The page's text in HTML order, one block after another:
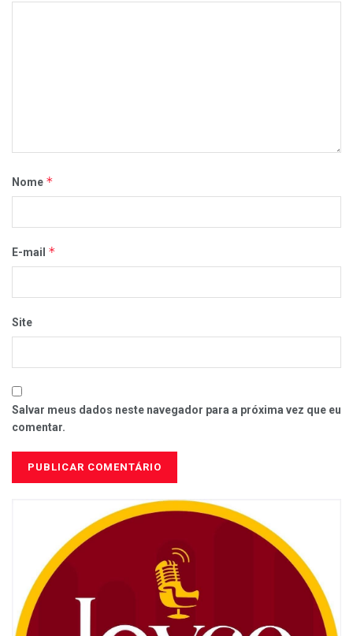
Nome *
E-mail *
Site
Salvar meus dados neste navegador para a próxima vez que eu
comentar.